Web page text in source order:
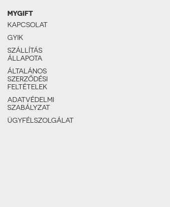
MYGIFT
KAPCSOLAT
GYIK
SZÁLLÍTÁS
ÁLLAPOTA
ÁLTALÁNOS
SZERZŐDÉSI
FELTÉTELEK
ADATVÉDELMI
SZABÁLYZAT
ÜGYFÉLSZOLGÁLAT